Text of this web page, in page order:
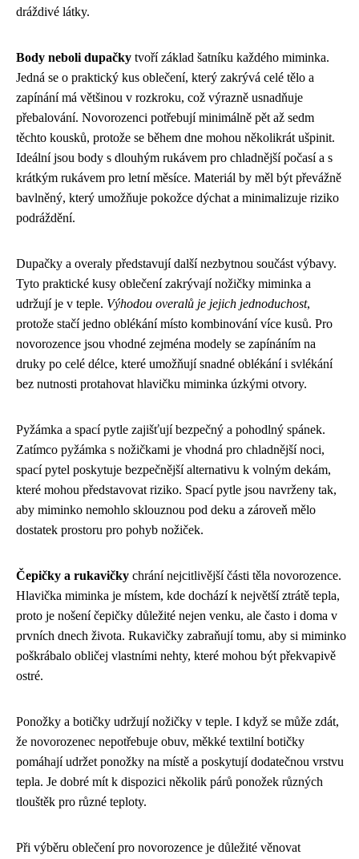
dráždivé látky.
Body neboli dupačky tvoří základ šatníku každého miminka.
Jedná se o praktický kus oblečení, který zakrývá celé tělo a
zapínání má většinou v rozkroku, což výrazně usnadňuje
přebalování. Novorozenci potřebují minimálně pět až sedm
těchto kousků, protože se během dne mohou několikrát ušpinit.
Ideální jsou body s dlouhým rukávem pro chladnější počasí a s
krátkým rukávem pro letní měsíce. Materiál by měl být převážně
bavlněný, který umožňuje pokožce dýchat a minimalizuje riziko
podráždění.
Dupačky a overaly představují další nezbytnou součást výbavy.
Tyto praktické kusy oblečení zakrývají nožičky miminka a
udržují je v teple. Výhodou overalů je jejich jednoduchost,
protože stačí jedno oblékání místo kombinování více kusů. Pro
novorozence jsou vhodné zejména modely se zapínáním na
druky po celé délce, které umožňují snadné oblékání i svlékání
bez nutnosti protahovat hlavičku miminka úzkými otvory.
Pyžámka a spací pytle zajišťují bezpečný a pohodlný spánek.
Zatímco pyžámka s nožičkami je vhodná pro chladnější noci,
spací pytel poskytuje bezpečnější alternativu k volným dekám,
které mohou představovat riziko. Spací pytle jsou navrženy tak,
aby miminko nemohlo sklouznou pod deku a zároveň mělo
dostatek prostoru pro pohyb nožiček.
Čepičky a rukavičky chrání nejcitlivější části těla novorozence.
Hlavička miminka je místem, kde dochází k největší ztrátě tepla,
proto je nošení čepičky důležité nejen venku, ale často i doma v
prvních dnech života. Rukavičky zabraňují tomu, aby si miminko
poškrábalo obličej vlastními nehty, které mohou být překvapivě
ostré.
Ponožky a botičky udržují nožičky v teple. I když se může zdát,
že novorozenec nepotřebuje obuv, měkké textilní botičky
pomáhají udržet ponožky na místě a poskytují dodatečnou vrstvu
tepla. Je dobré mít k dispozici několik párů ponožek různých
tlouštěk pro různé teploty.
Při výběru oblečení pro novorozence je důležité věnovat